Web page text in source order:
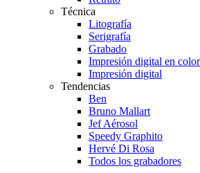
Técnica
Litografía
Serigrafía
Grabado
Impresión digital en color
Impresión digital
Tendencias
Ben
Bruno Mallart
Jef Aérosol
Speedy Graphito
Hervé Di Rosa
Todos los grabadores